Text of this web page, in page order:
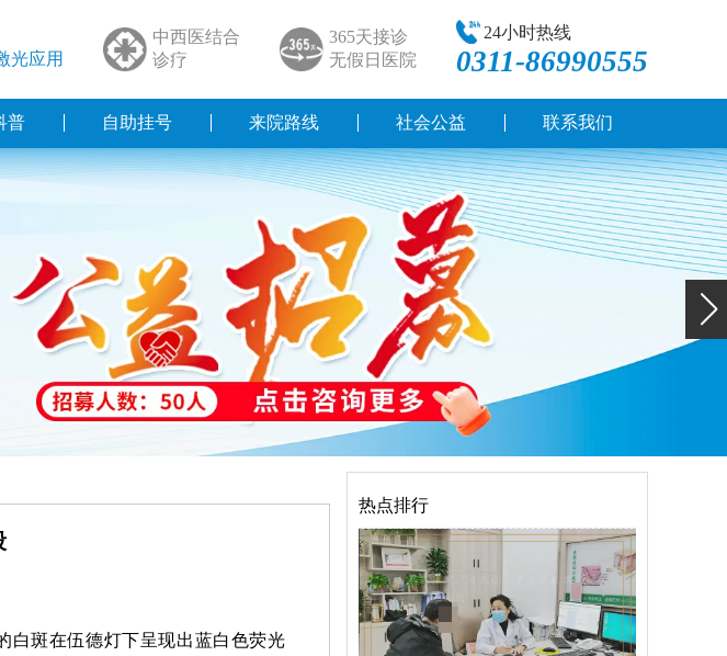
光应用
中西医结合
诊疗
365天接诊
无假日医院
24小时热线
0311-86990555
普 自助挂号 来院路线 社会公益 联系我们
白斑在伍德灯下呈现出蓝白色荧光
热点排行